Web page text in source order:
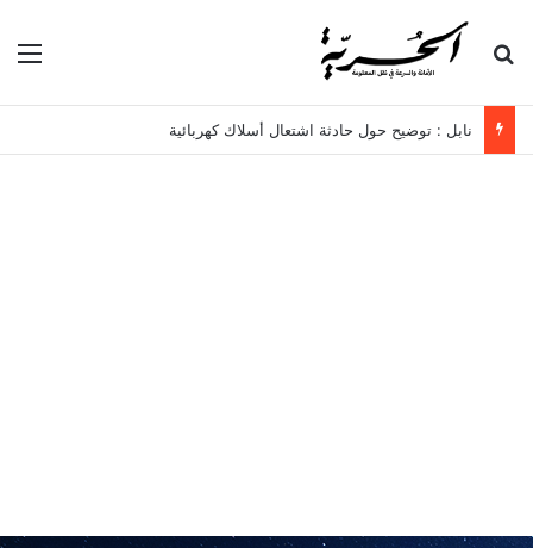
بحث عن
نابل : توضيح حول حادثة اشتعال أسلاك كهربائية